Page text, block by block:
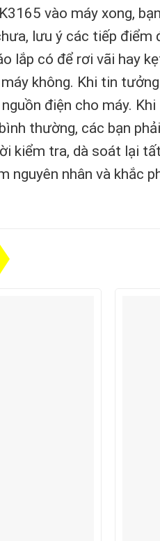
vào máy xong,
lưu ý các tiếp
lắp có để rơi vãi hay
không. Khi tin
điện cho máy.
thường, các bạn
kiểm tra, dà soát lại
nguyên nhân và khắc